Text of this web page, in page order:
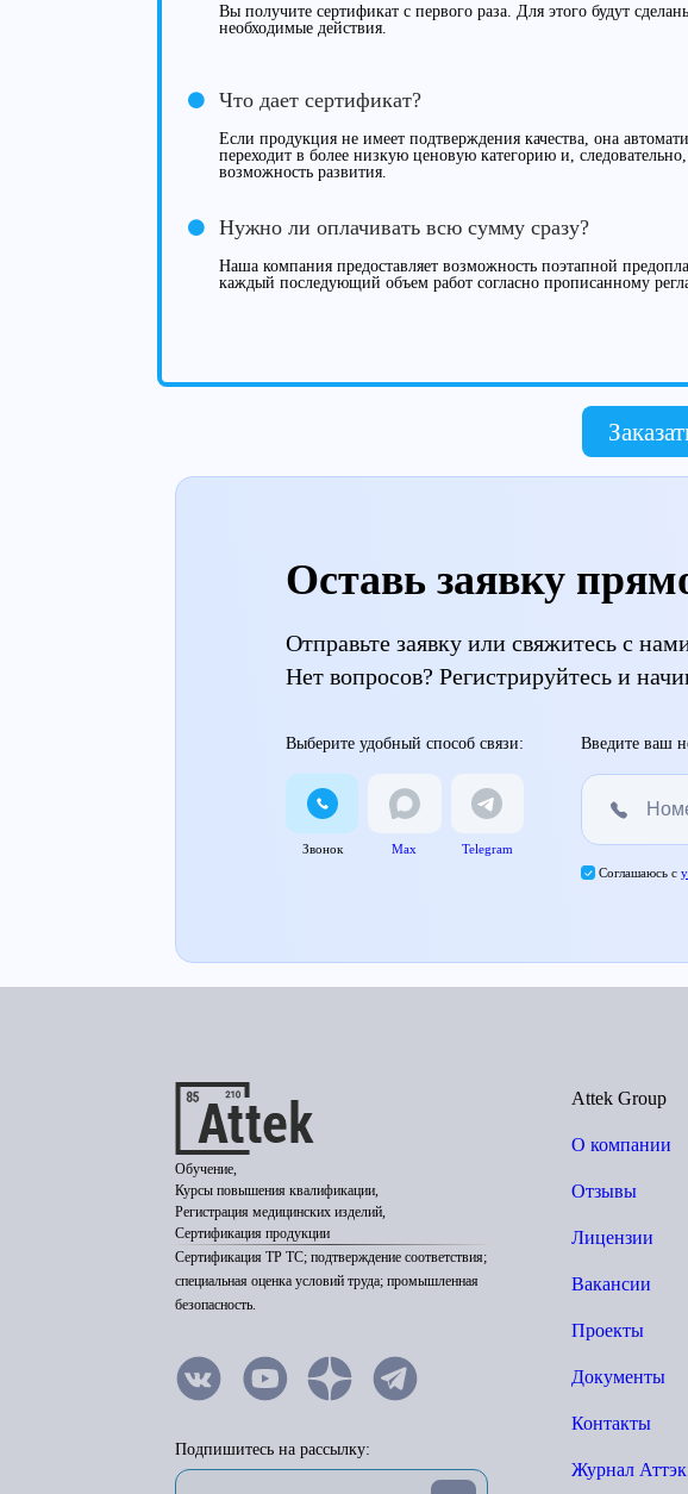
Вы получите сертификат с первого раза. Для этого будут
необходимые действия.
Что дает сертификат?
Если продукция не имеет подтверждения качества, она
переходит в более низкую ценовую категорию и, следовательно,
возможность развития.
Нужно ли оплачивать всю сумму сразу?
Наша компания предоставляет возможность поэтапной
каждый последующий объем работ согласно прописанному
Оставь заявку
Отправьте заявку или свяжитесь с
Нет вопросов? Регистрируйтесь и
Выберите удобный способ связи:
Звонок Max Telegram
Введите ваш
Соглашаюсь с
Обучение,
Курсы повышения квалификации,
Регистрация медицинских изделий,
Сертификация продукции
Сертификация ТР ТС; подтверждение соответствия;
специальная оценка условий труда; промышленная
безопасность.
Подпишитесь на рассылку:
Attek Group
О компании
Отзывы
Лицензии
Вакансии
Проекты
Документы
Контакты
Журнал Аттэк